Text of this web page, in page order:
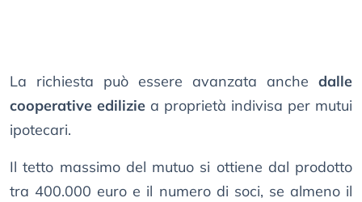
La richiesta può essere avanzata anche dalle
cooperative edilizie a proprietà indivisa per mutui
ipotecari.
Il tetto massimo del mutuo si ottiene dal prodotto
tra 400.000 euro e il numero di soci, se almeno il